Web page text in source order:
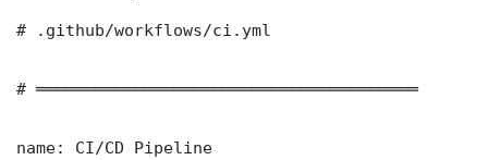
# .github/workflows/ci.yml
# ═══════════════════════════════════════
name: CI/CD Pipeline